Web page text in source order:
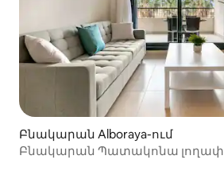
Բնակարան Alboraya-ում
Բնակարան Պատակոնա